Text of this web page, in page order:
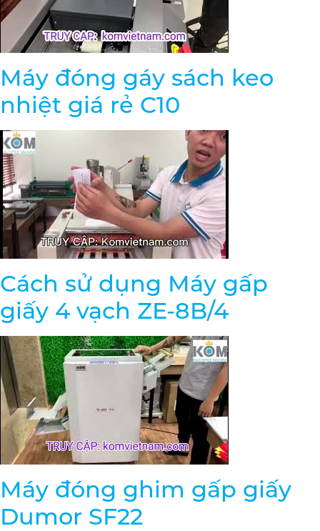
Máy đóng gáy sách keo
nhiệt giá rẻ C10
Cách sử dụng Máy gấp
giấy 4 vạch ZE-8B/4
Máy đóng ghim gấp giấy
Dumor SF22